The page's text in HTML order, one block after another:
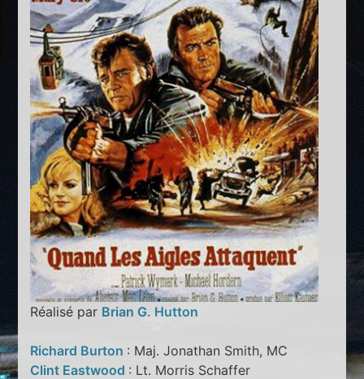
Réalisé par Brian G. Hutton
Richard Burton : Maj. Jonathan Smith, MC
Clint Eastwood : Lt. Morris Schaffer